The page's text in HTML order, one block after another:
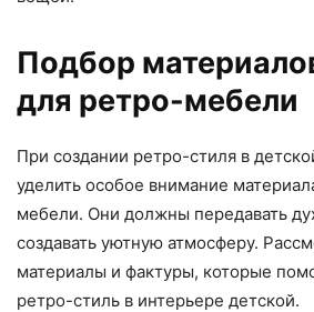
Подбор
для ретро-мебели
При создании ретро-стиля в
уделить особое внимание
мебели. Они должны передавать
создавать уютную атмосферу.
материалы и фактуры, которые
ретро-стиль в интерьере детской.